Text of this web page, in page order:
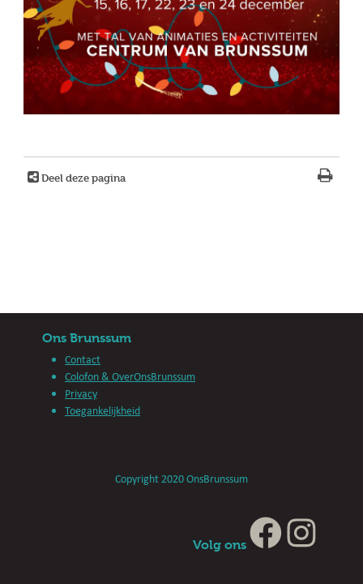
Deel deze pagina
Ons Brunssum
Contact
Colofon & OverOnsBrunssum
Privacy
Toegankelijkheid
Copyright 2020 OnsBrunssum
Volg ons